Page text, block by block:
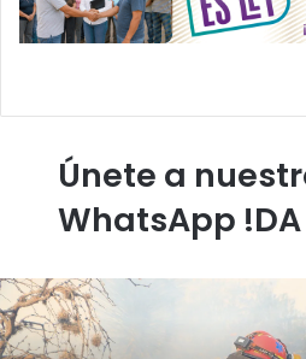
Únete a
WhatsApp !DA